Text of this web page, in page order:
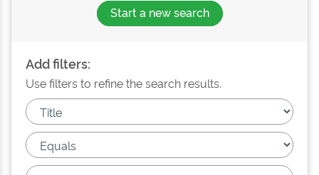
Start a new search
Add filters:
Use filters to refine the search results.